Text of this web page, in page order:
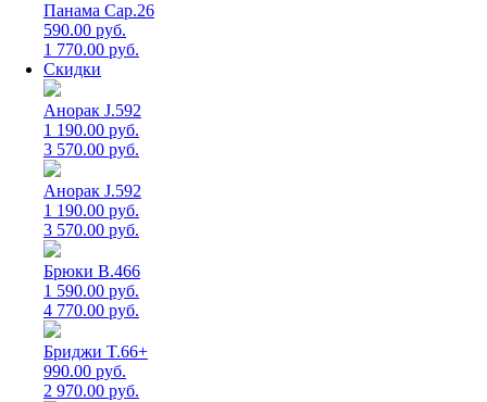
Панама Cap.26
590.00 руб.
1 770.00 руб.
Скидки
Анорак J.592
1 190.00 руб.
3 570.00 руб.
Анорак J.592
1 190.00 руб.
3 570.00 руб.
Брюки B.466
1 590.00 руб.
4 770.00 руб.
Бриджи T.66+
990.00 руб.
2 970.00 руб.